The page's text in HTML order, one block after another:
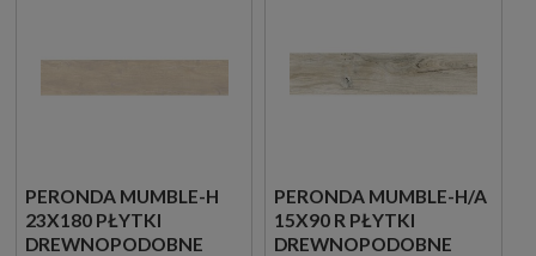
PERONDA MUMBLE-H
23X180 PŁYTKI
DREWNOPODOBNE
PERONDA MUMBLE-H/A
15X90 R PŁYTKI
DREWNOPODOBNE